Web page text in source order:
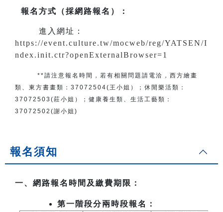
報名方式（採網路報名） ：
進入網址：
https://event.culture.tw/mocweb/reg/YATSEN/I
ndex.init.ctr?openExternalBrowser=1
**請注意報名時間，若有相關問題 請電洽 ， 西方繪畫
類、東方書畫類： 37072504(王小姐） ； 休閒樂活類：
37072503(莊小姐）； 健康養生類、生活工藝類：
37072502(謝小姐)
報名須知
一、網路報名時間及繳費期限：
第一階段分兩時段報名：